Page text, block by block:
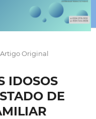
Artigo Original
IDOSOS
DE